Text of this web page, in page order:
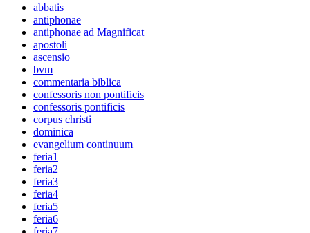
abbatis
antiphonae
antiphonae ad Magnificat
apostoli
ascensio
bvm
commentaria biblica
confessoris non pontificis
confessoris pontificis
corpus christi
dominica
evangelium continuum
feria1
feria2
feria3
feria4
feria5
feria6